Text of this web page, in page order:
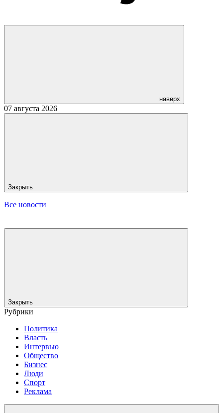
наверх
07 августа 2026
Закрыть
Все новости
Закрыть
Рубрики
Политика
Власть
Интервью
Общество
Бизнес
Люди
Спорт
Реклама